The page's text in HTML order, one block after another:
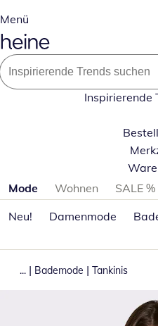
Menü
Inspirierende
Produktkategorien
Mode Wohnen SALE %
Neu!
Damenmode
... | Bademode | Tankinis